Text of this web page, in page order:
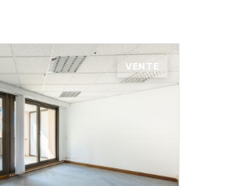
VENTE